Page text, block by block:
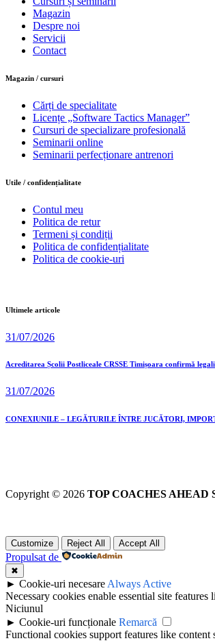
Magazin
Despre noi
Servicii
Contact
Magazin / cursuri
Cărți de specialitate
Licențe „Software Tactics Manager”
Cursuri de specializare profesională
Seminarii online
Seminarii perfecționare antrenori
Utile / confidențialitate
Contul meu
Politica de retur
Termeni și condiții
Politica de confidențialitate
Politica de cookie-uri
Ultimele articole
31/07/2026
Acreditarea Școlii Postliceale CRSSE Timișoara confirmă
31/07/2026
CONEXIUNILE – LEGĂTURILE ÎNTRE JUCĂTORI,
Copyright © 2026 TOP COACHES AHEAD
Customize Reject All Accept All
Propulsat de
✖
► Cookie-uri necesare Always Active
Necessary cookies enable essential site
Niciunul
► Cookie-uri funcționale Remarcă
Functional cookies support features like